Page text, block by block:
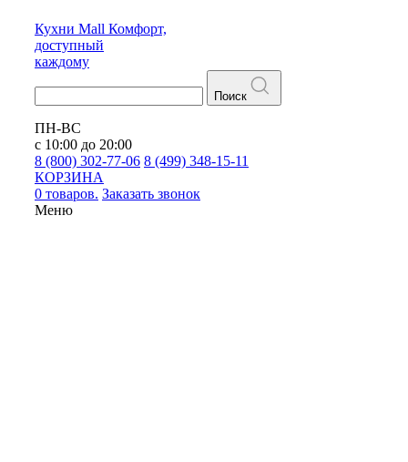
Кухни Mall Комфорт,
доступный
каждому
Поиск
ПН-ВС
с 10:00 до 20:00
8 (800) 302-77-06 8 (499) 348-15-11
КОРЗИНА
0 товаров. Заказать звонок
Меню